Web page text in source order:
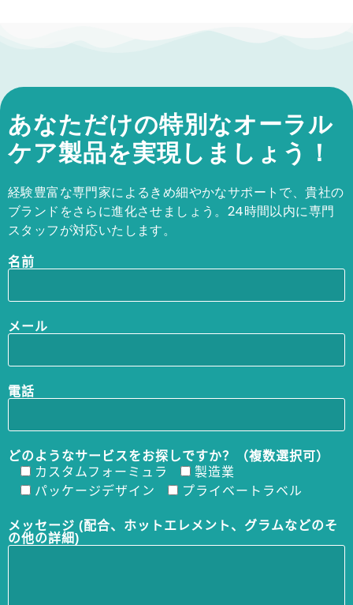
あなただけの特別なオーラル
ケア製品を実現しましょう！
経験豊富な専門家によるきめ細やかなサポートで、貴社の
ブランドをさらに進化させましょう。24時間以内に専門
スタッフが対応いたします。
名前
メール
電話
どのようなサービスをお探しですか？（複数選択可）
カスタムフォーミュラ
製造業
パッケージデザイン
プライベートラベル
メッセージ (配合、ホットエレメント、グラムなどのそ
の他の詳細)